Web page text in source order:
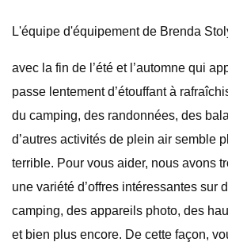
L'équipe d'équipement de Brenda
avec la fin de l’été et l’automne qui
passe lentement d’étouffant à
du camping, des randonnées, des
d’autres activités de plein air semble
terrible. Pour vous aider, nous avons
une variété d’offres intéressantes sur
camping, des appareils photo, des
et bien plus encore. De cette façon,